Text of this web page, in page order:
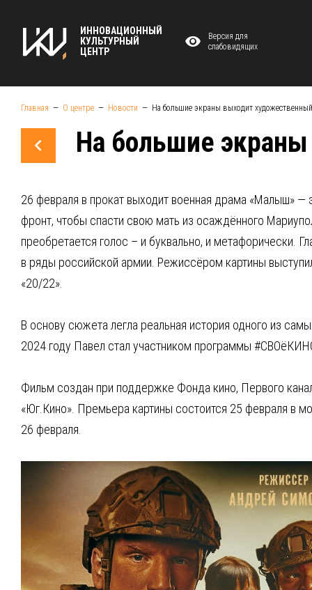
ИННОВАЦИОННЫЙ
КУЛЬТУРНЫЙ
ЦЕНТР
Версия для
слабовидящих
Главная О центре Новости На большие экраны выходит
На большие
26 февраля в прокат выходит военная драма «Малыш» —
фронт, чтобы спасти свою мать из осаждённого
преобретается голос – и буквально, и метафорически.
в ряды российской армии. Режиссёром картины
«20/22».
В основу сюжета легла реальная история одного из
2024 году Павел стал участником программы
Фильм создан при поддержке Фонда кино, Первого
«Юг.Кино». Премьера картины состоится 25 февраля в
26 февраля.